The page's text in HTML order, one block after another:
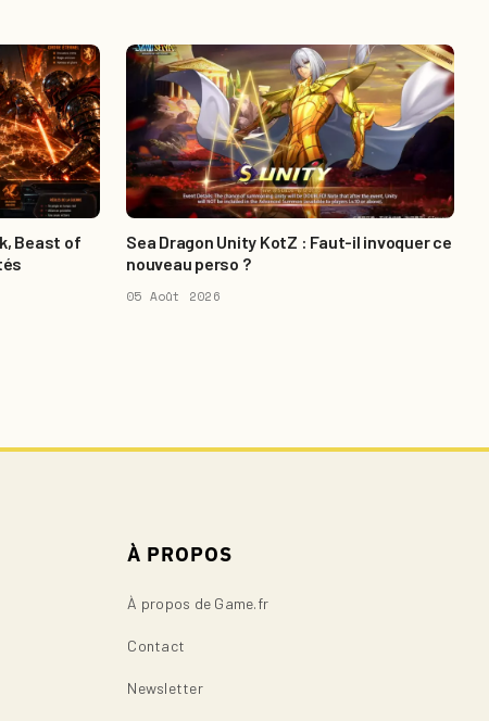
Beast of
Sea Dragon Unity KotZ : Faut-il invoquer ce
nouveau perso ?
05 Août 2026
À PROPOS
À propos de Game.fr
Contact
Newsletter